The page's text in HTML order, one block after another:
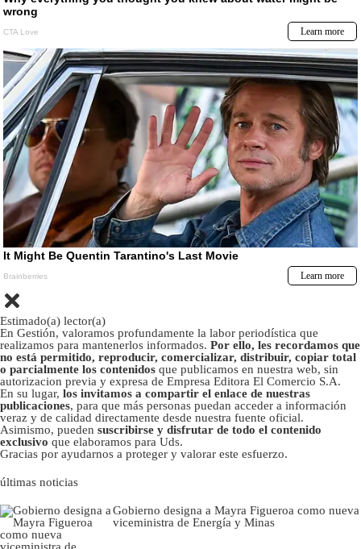
Estimado(a) lector(a)
En Gestión, valoramos profundamente la labor periodística que
realizamos para mantenerlos informados. Por ello, les recordamos que
no está permitido, reproducir, comercializar, distribuir, copiar total
o parcialmente los contenidos que publicamos en nuestra web, sin
autorizacion previa y expresa de Empresa Editora El Comercio S.A.
En su lugar, los invitamos a compartir el enlace de nuestras
publicaciones, para que más personas puedan acceder a información
veraz y de calidad directamente desde nuestra fuente oficial.
Asimismo, pueden suscribirse y disfrutar de todo el contenido
exclusivo que elaboramos para Uds.
Gracias por ayudarnos a proteger y valorar este esfuerzo.
últimas noticias
Gobierno designa a Mayra Figueroa como nueva
viceministra de Energía y Minas